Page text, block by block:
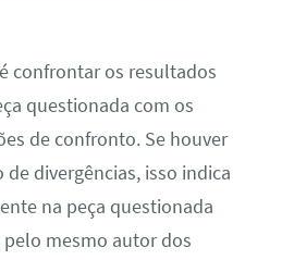
confrontar os resultados
questionada com os
de confronto. Se houver
divergências, isso indica
na peça questionada
mesmo autor dos